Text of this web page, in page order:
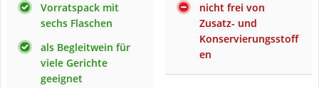
Vorratspack mit
sechs Flaschen
als Begleitwein für
viele Gerichte
geeignet
nicht frei von
Zusatz- und
Konservierungsstoff
en